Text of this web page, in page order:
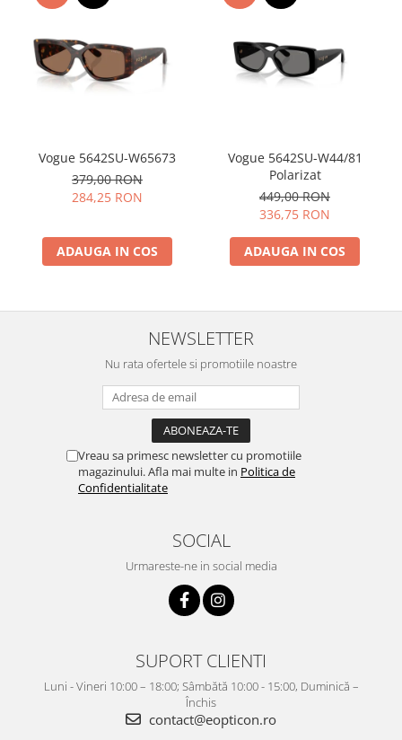
Vogue 5642SU-W65673
379,00 RON
284,25 RON
ADAUGA IN COS
Vogue 5642SU-W44/81
Polarizat
449,00 RON
336,75 RON
ADAUGA IN COS
NEWSLETTER
Nu rata ofertele si promotiile noastre
Vreau sa primesc newsletter cu promotiile
magazinului. Afla mai multe in Politica de
Confidentialitate
SOCIAL
Urmareste-ne in social media
SUPORT CLIENTI
Luni - Vineri 10:00 – 18:00; Sâmbătă 10:00 - 15:00, Duminică –
Închis
contact@eopticon.ro